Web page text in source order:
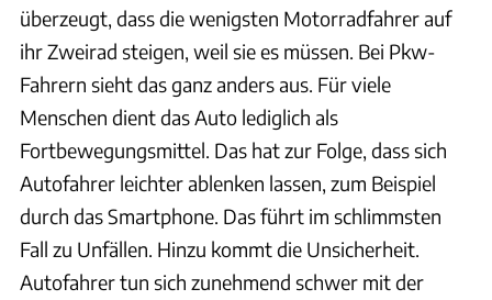
überzeugt, dass die wenigsten Motorradfahrer auf
ihr Zweirad steigen, weil sie es müssen. Bei Pkw-
Fahrern sieht das ganz anders aus. Für viele
Menschen dient das Auto lediglich als
Fortbewegungsmittel. Das hat zur Folge, dass sich
Autofahrer leichter ablenken lassen, zum Beispiel
durch das Smartphone. Das führt im schlimmsten
Fall zu Unfällen. Hinzu kommt die Unsicherheit.
Autofahrer tun sich zunehmend schwer mit der